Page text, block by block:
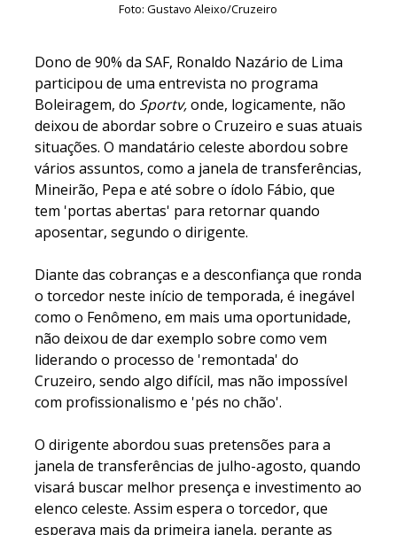
Foto: Gustavo Aleixo/Cruzeiro
Dono de 90% da SAF, Ronaldo Nazário de Lima
participou de uma entrevista no programa
Boleiragem, do Sportv,onde, logicamente, não
deixou de abordar sobre o Cruzeiro e suas atuais
situações. O mandatário celeste abordou sobre
vários assuntos, como a janela de transferências,
Mineirão, Pepa e até sobre o ídolo Fábio, que
tem 'portas abertas' para retornar quando
aposentar, segundo o dirigente.
Diante das cobranças e a desconfiança que ronda
o torcedor neste início de temporada, é inegável
como o Fenômeno, em mais uma oportunidade,
não deixou de dar exemplo sobre como vem
liderando o processo de 'remontada' do
Cruzeiro, sendo algo difícil, mas não impossível
com profissionalismo e 'pés no chão'.
O dirigente abordou suas pretensões para a
janela de transferências de julho-agosto, quando
visará buscar melhor presença e investimento ao
elenco celeste. Assim espera o torcedor, que
esperava mais da primeira janela, perante as